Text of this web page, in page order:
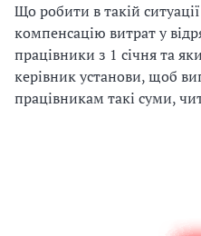
Що робити в такій
компенсацію витрат у
працівники з 1 січня та
керівник установи, щоб
працівникам такі суми,